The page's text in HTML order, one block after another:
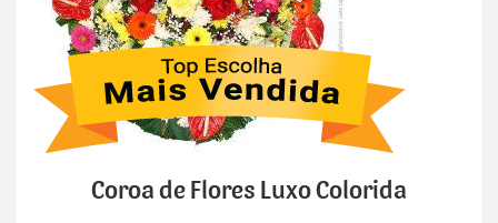
Coroa de Flores Luxo Colorida